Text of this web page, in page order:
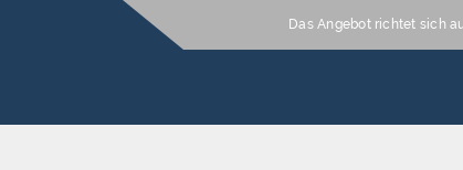
Das Angebot richtet sich